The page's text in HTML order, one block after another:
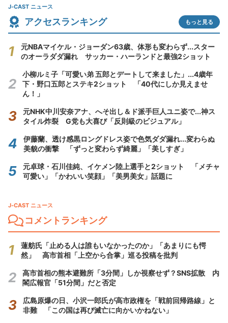
J-CAST ニュース
アクセスランキング もっと見る
元NBAマイケル・ジョーダン63歳、体形も変わらず...スター
のオーラダダ漏れ サッカー・ハーランドと最強2ショット
小柳ルミ子「可愛い弟 五郎とデートして来ました」...4歳年
下・野口五郎とステキ2ショット 「40代にしか見えませ
ん！」
元NHK中川安奈アナ、へそ出し＆ド派手巨人ユニ姿で...神ス
タイル炸裂 G党も大喜び「反則級のビジュアル」
伊藤蘭、透け感黒ロングドレス姿で色気ダダ漏れ...変わらぬ
美貌の衝撃 「ずっと変わらず綺麗」「美しすぎ」
元卓球・石川佳純、イケメン陸上選手と2ショット 「メチャ
可愛い」「かわいい笑顔」「美男美女」話題に
J-CAST ニュース
コメントランキング
蓮舫氏「止める人は誰もいなかったのか」「あまりにも愕
然」 高市首相「上空から合掌」巡る投稿を批判
高市首相の熊本避難所「3分間」しか視察せず？SNS拡散 内
閣広報官「51分間」だと否定
広島原爆の日、小沢一郎氏が高市政権を「戦前回帰路線」と
非難 「この国は再び滅亡に向かいかねない」